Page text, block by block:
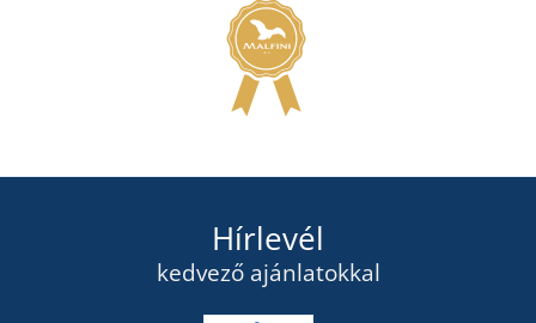
Hírlevél
kedvező ajánlatokkal